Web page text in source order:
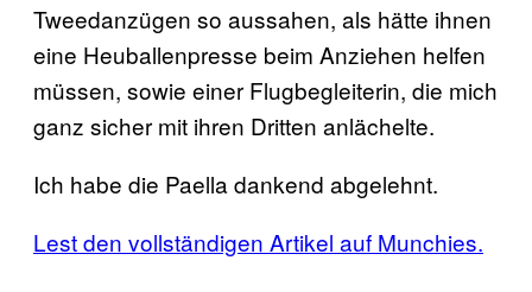
Tweedanzügen so aussahen, als hätte ihnen
eine Heuballenpresse beim Anziehen helfen
müssen, sowie einer Flugbegleiterin, die mich
ganz sicher mit ihren Dritten anlächelte.
Ich habe die Paella dankend abgelehnt.
Lest den vollständigen Artikel auf Munchies.